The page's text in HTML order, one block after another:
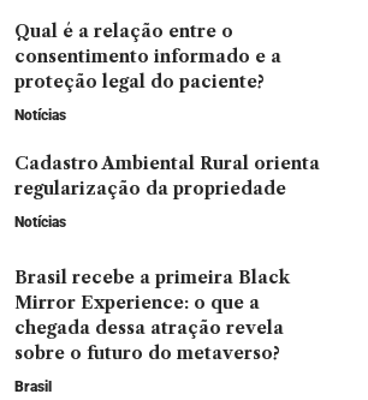
Qual é a relação entre o
consentimento informado e a
proteção legal do paciente?
Notícias
Cadastro Ambiental Rural orienta
regularização da propriedade
Notícias
Brasil recebe a primeira Black
Mirror Experience: o que a
chegada dessa atração revela
sobre o futuro do metaverso?
Brasil